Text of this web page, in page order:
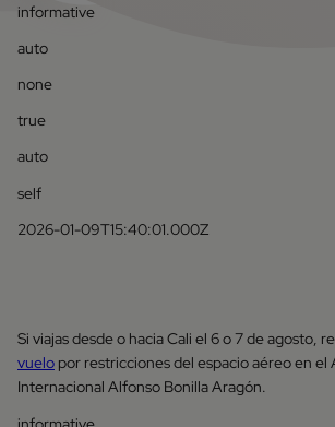
informative
auto
none
true
auto
self
2026-01-09T15:40:01.000Z
Si viajas desde o hacia Cali el 6 o 7 de agosto,
vuelo por restricciones del espacio aéreo en
Internacional Alfonso Bonilla Aragón.